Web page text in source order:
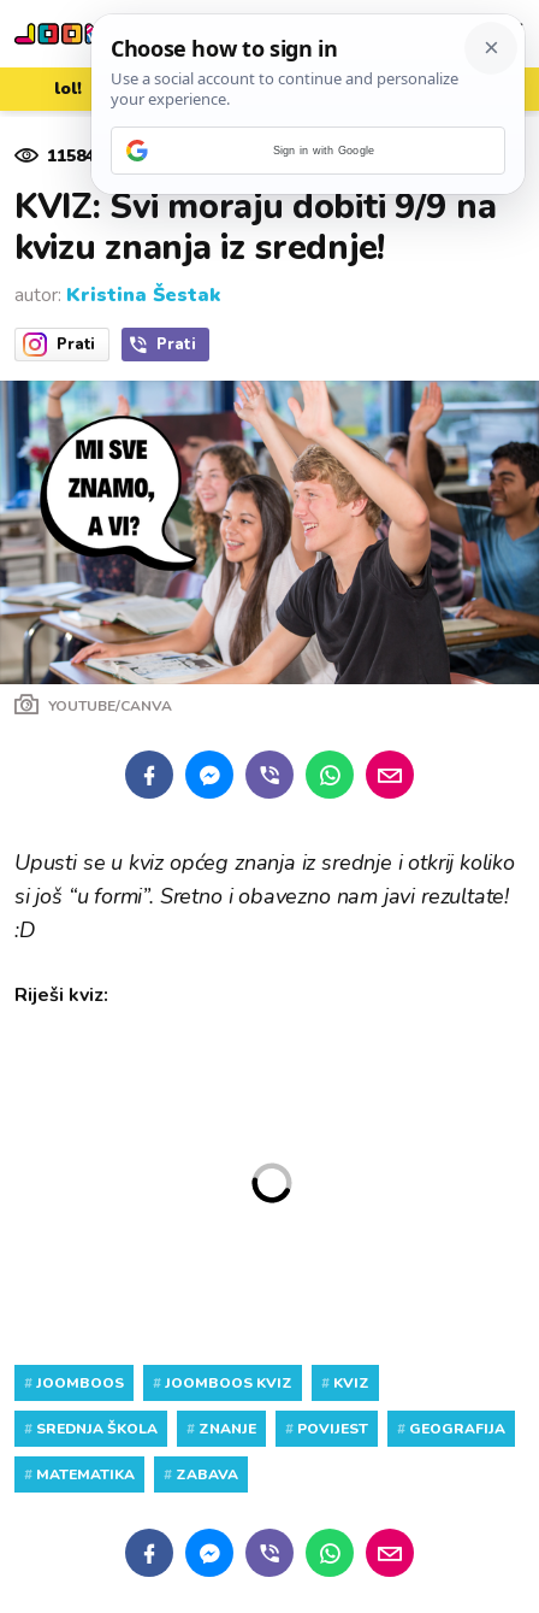
lol! aww vrh! woot?!
11584 pregleda 10. studenoga 2025.
KVIZ: Svi moraju dobiti 9/9 na
kvizu znanja iz srednje!
autor: Kristina Šestak
Prati Prati
YOUTUBE/CANVA
Upusti se u kviz općeg znanja iz srednje i otkrij koliko
si još “u formi”. Sretno i obavezno nam javi rezultate!
:D
Riješi kviz:
#JOOMBOOS #JOOMBOOS KVIZ # KVIZ
# SREDNJA ŠKOLA # ZNANJE # POVIJEST # GEOGRAFIJA
# MATEMATIKA # ZABAVA
Sign in with Google